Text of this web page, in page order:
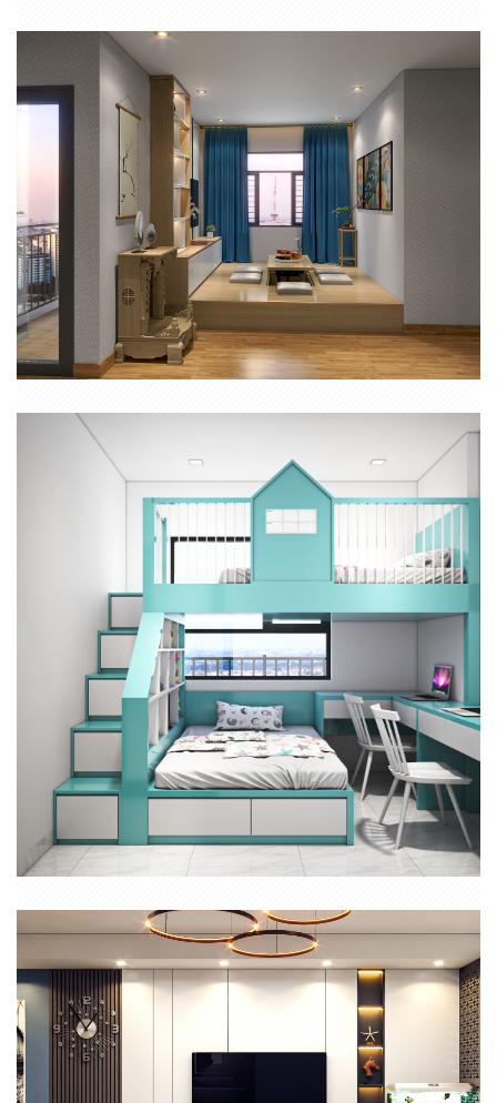
CĂN HỘ 1 PHÒNG NGỦ CHUNG CƯ SAIGON HOME
THIẾT KẾ THI CÔNG NỘI THẤT TRỌN GÓI CĂN HỘ STAR TOWER
BÌNH DƯƠNG